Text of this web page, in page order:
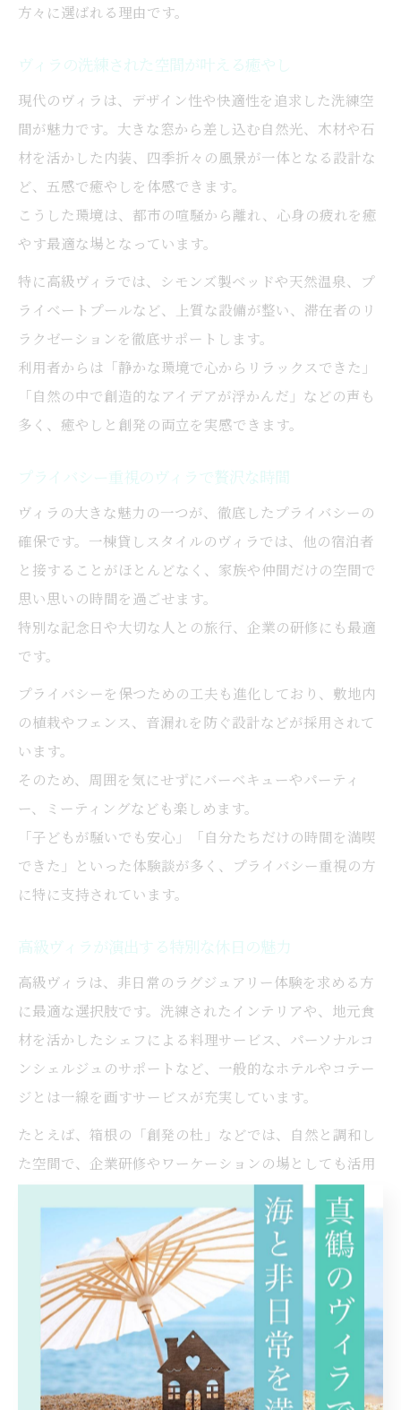
方々に選ばれる理由です。
ヴィラの洗練された空間が叶える癒やし
現代のヴィラは、デザイン性や快適性を追求した洗練空
間が魅力です。大きな窓から差し込む自然光、木材や石
材を活かした内装、四季折々の風景が一体となる設計な
ど、五感で癒やしを体感できます。
こうした環境は、都市の喧騒から離れ、心身の疲れを癒
やす最適な場となっています。
特に高級ヴィラでは、シモンズ製ベッドや天然温泉、プ
ライベートプールなど、上質な設備が整い、滞在者のリ
ラクゼーションを徹底サポートします。
利用者からは「静かな環境で心からリラックスできた」
「自然の中で創造的なアイデアが浮かんだ」などの声も
多く、癒やしと創発の両立を実感できます。
プライバシー重視のヴィラで贅沢な時間
ヴィラの大きな魅力の一つが、徹底したプライバシーの
確保です。一棟貸しスタイルのヴィラでは、他の宿泊者
と接することがほとんどなく、家族や仲間だけの空間で
思い思いの時間を過ごせます。
特別な記念日や大切な人との旅行、企業の研修にも最適
です。
プライバシーを保つための工夫も進化しており、敷地内
の植栽やフェンス、音漏れを防ぐ設計などが採用されて
います。
そのため、周囲を気にせずにバーベキューやパーティ
ー、ミーティングなども楽しめます。
「子どもが騒いでも安心」「自分たちだけの時間を満喫
できた」といった体験談が多く、プライバシー重視の方
に特に支持されています。
高級ヴィラが演出する特別な休日の魅力
高級ヴィラは、非日常のラグジュアリー体験を求める方
に最適な選択肢です。洗練されたインテリアや、地元食
材を活かしたシェフによる料理サービス、パーソナルコ
ンシェルジュのサポートなど、一般的なホテルやコテー
ジとは一線を画すサービスが充実しています。
たとえば、箱根の「創発の杜」などでは、自然と調和し
た空間で、企業研修やワーケーションの場としても活用
利用者からは「非日常の空間で新しい発想が生まれた」
「グループ全員が満足できる特別な休日になった」な
ど、満足度の高い評価が寄せられています。
特別な休日を過ごしたい方には、高級ヴィラの選択が理
想的です。
ヴィラ滞在でしか得られない上質な寛ぎ